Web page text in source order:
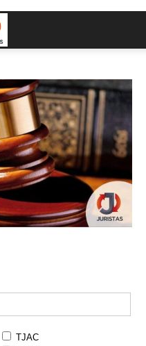
TJAC